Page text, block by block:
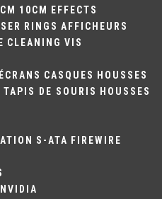
10CM
EFFECTS
RINGS AFFICHEURS
CLEANING VIS
ÉCRANS CASQUES
HOUSSES
TAPIS DE SOURIS
HOUSSES
S-ATA FIREWIRE
NVIDIA